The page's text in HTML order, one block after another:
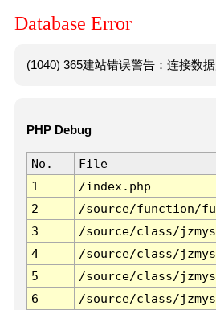
Database Error
(1040) 365建站错误警告：连接数
PHP Debug
No. File
1
/index.php
2
/source/function/
3
/source/class/
4
/source/class/
5
/source/class/
6
/source/class/